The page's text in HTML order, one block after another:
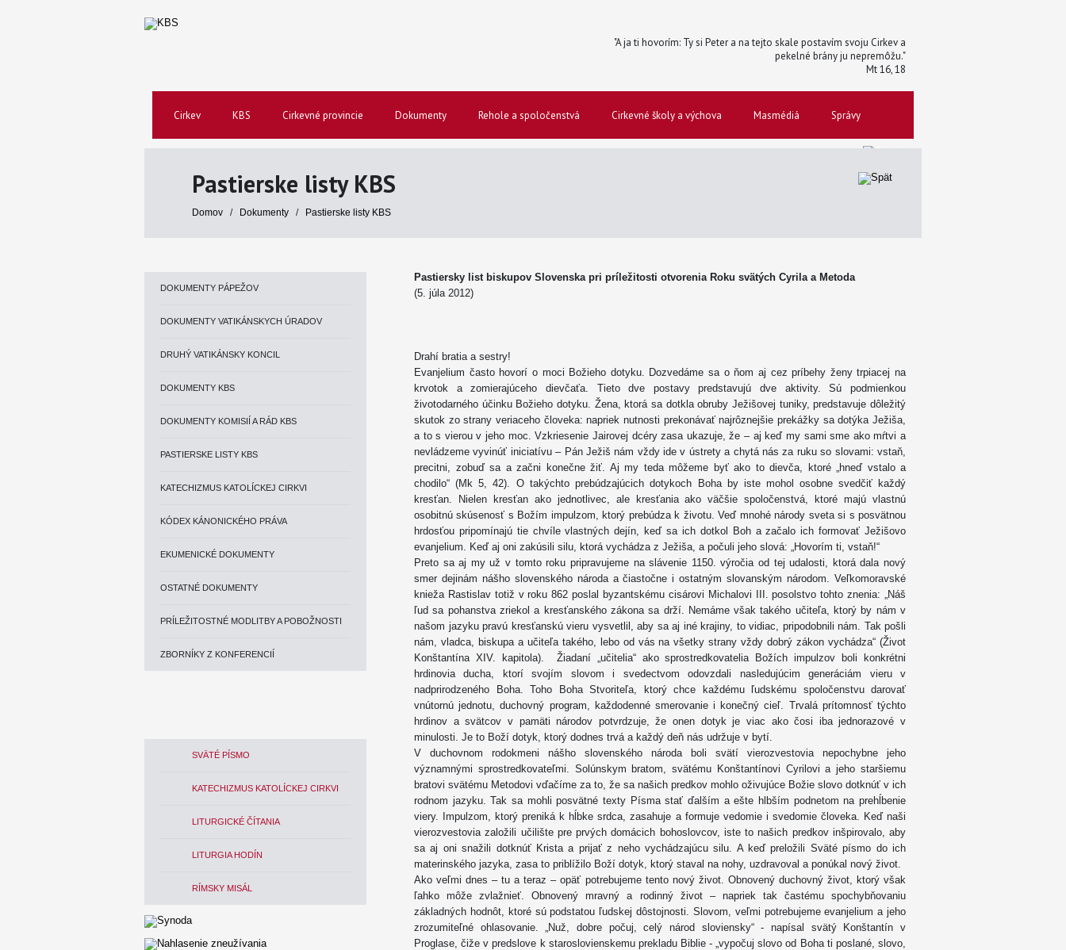
"A ja ti hovorím: Ty si Peter a na tejto skale postavím svoju Cirkev a
pekelné brány ju nepremôžu."
Mt 16, 18
Cirkev KBS Cirkevné provincie Dokumenty Rehole a spoločenstvá Cirkevné školy a výchova Masmédiá Správy
Pastierske listy KBS
Domov / Dokumenty / Pastierske listy KBS
DOKUMENTY PÁPEŽOV
DOKUMENTY VATIKÁNSKYCH ÚRADOV
DRUHÝ VATIKÁNSKY KONCIL
DOKUMENTY KBS
DOKUMENTY KOMISIÍ A RÁD KBS
PASTIERSKE LISTY KBS
KATECHIZMUS KATOLÍCKEJ CIRKVI
KÓDEX KÁNONICKÉHO PRÁVA
EKUMENICKÉ DOKUMENTY
OSTATNÉ DOKUMENTY
PRÍLEŽITOSTNÉ MODLITBY A POBOŽNOSTI
ZBORNÍKY Z KONFERENCIÍ
SVÄTÉ PÍSMO
KATECHIZMUS KATOLÍCKEJ CIRKVI
LITURGICKÉ ČÍTANIA
LITURGIA HODÍN
RÍMSKY MISÁL
Pastiersky list biskupov Slovenska pri príležitosti otvorenia Roku svätých Cyrila a Metoda
(5. júla 2012)
Drahí bratia a sestry!
Evanjelium často hovorí o moci Božieho dotyku. Dozvedáme sa o ňom aj cez príbehy ženy trpiacej na
krvotok a zomierajúceho dievčaťa. Tieto dve postavy predstavujú dve aktivity. Sú podmienkou
životodarného účinku Božieho dotyku. Žena, ktorá sa dotkla obruby Ježišovej tuniky, predstavuje dôležitý
skutok zo strany veriaceho človeka: napriek nutnosti prekonávať najrôznejšie prekážky sa dotýka Ježiša,
a to s vierou v jeho moc. Vzkriesenie Jairovej dcéry zasa ukazuje, že – aj keď my sami sme ako mŕtvi a
nevládzeme vyvinúť iniciatívu – Pán Ježiš nám vždy ide v ústrety a chytá nás za ruku so slovami: vstaň,
precitni, zobuď sa a začni konečne žiť. Aj my teda môžeme byť ako to dievča, ktoré „hneď vstalo a
chodilo“ (Mk 5, 42). O takýchto prebúdzajúcich dotykoch Boha by iste mohol osobne svedčiť každý
kresťan. Nielen kresťan ako jednotlivec, ale kresťania ako väčšie spoločenstvá, ktoré majú vlastnú
osobitnú skúsenosť s Božím impulzom, ktorý prebúdza k životu. Veď mnohé národy sveta si s posvätnou
hrdosťou pripomínajú tie chvíle vlastných dejín, keď sa ich dotkol Boh a začalo ich formovať Ježišovo
evanjelium. Keď aj oni zakúsili silu, ktorá vychádza z Ježiša, a počuli jeho slová: „Hovorím ti, vstaň!“
Preto sa aj my už v tomto roku pripravujeme na slávenie 1150. výročia od tej udalosti, ktorá dala nový
smer dejinám nášho slovenského národa a čiastočne i ostatným slovanským národom. Veľkomoravské
knieža Rastislav totiž v roku 862 poslal byzantskému cisárovi Michalovi III. posolstvo tohto znenia: „Náš
ľud sa pohanstva zriekol a kresťanského zákona sa drží. Nemáme však takého učiteľa, ktorý by nám v
našom jazyku pravú kresťanskú vieru vysvetlil, aby sa aj iné krajiny, to vidiac, pripodobnili nám. Tak pošli
nám, vladca, biskupa a učiteľa takého, lebo od vás na všetky strany vždy dobrý zákon vychádza“ (Život
Konštantína XIV. kapitola). Žiadaní „učitelia“ ako sprostredkovatelia Božích impulzov boli konkrétni
hrdinovia ducha, ktorí svojím slovom i svedectvom odovzdali nasledujúcim generáciám vieru v
nadprirodzeného Boha. Toho Boha Stvoriteľa, ktorý chce každému ľudskému spoločenstvu darovať
vnútornú jednotu, duchovný program, každodenné smerovanie i konečný cieľ. Trvalá prítomnosť týchto
hrdinov a svätcov v pamäti národov potvrdzuje, že onen dotyk je viac ako čosi iba jednorazové v
minulosti. Je to Boží dotyk, ktorý dodnes trvá a každý deň nás udržuje v bytí.
V duchovnom rodokmeni nášho slovenského národa boli svätí vierozvestovia nepochybne jeho
významnými sprostredkovateľmi. Solúnskym bratom, svätému Konštantínovi Cyrilovi a jeho staršiemu
bratovi svätému Metodovi vďačíme za to, že sa našich predkov mohlo oživujúce Božie slovo dotknúť v ich
rodnom jazyku. Tak sa mohli posvätné texty Písma stať ďalším a ešte hlbším podnetom na prehĺbenie
viery. Impulzom, ktorý preniká k hĺbke srdca, zasahuje a formuje vedomie i svedomie človeka. Keď naši
vierozvestovia založili učilište pre prvých domácich bohoslovcov, iste to našich predkov inšpirovalo, aby
sa aj oni snažili dotknúť Krista a prijať z neho vychádzajúcu silu. A keď preložili Sväté písmo do ich
materinského jazyka, zasa to priblížilo Boží dotyk, ktorý staval na nohy, uzdravoval a ponúkal nový život.
Ako veľmi dnes – tu a teraz – opäť potrebujeme tento nový život. Obnovený duchovný život, ktorý však
ľahko môže zvlažnieť. Obnovený mravný a rodinný život – napriek tak častému spochybňovaniu
základných hodnôt, ktoré sú podstatou ľudskej dôstojnosti. Slovom, veľmi potrebujeme evanjelium a jeho
zrozumiteľné ohlasovanie. „Nuž, dobre počuj, celý národ sloviensky“ - napísal svätý Konštantín v
Proglase, čiže v predslove k staroslovienskemu prekladu Biblie - „vypočuj slovo od Boha ti poslané, slovo,